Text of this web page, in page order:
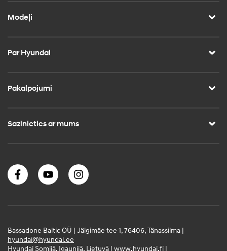
Modeļi
Par Hyundai
Pakalpojumi
Sazinieties ar mums
Bassadone Baltic OÜ | Jälgimäe tee 1, 76406, Tänassilma |
hyundai@hyundai.ee
Hyundai Somijā, Igaunijā, Lietuvā | www.hyundai.fi |